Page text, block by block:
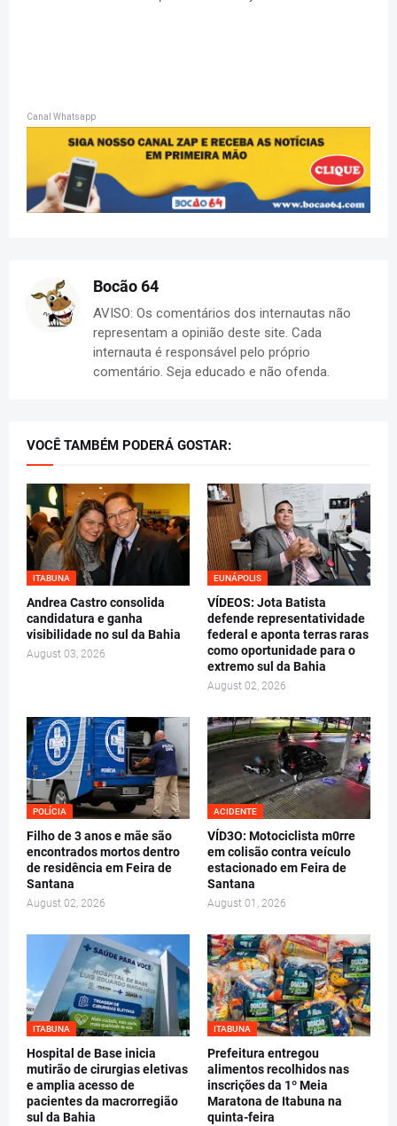
Canal Whatsapp
Bocão 64
AVISO: Os comentários dos internautas não
representam a opinião deste site. Cada
internauta é responsável pelo próprio
comentário. Seja educado e não ofenda.
VOCÊ TAMBÉM PODERÁ GOSTAR:
ITABUNA
Andrea Castro consolida
candidatura e ganha
visibilidade no sul da Bahia
August 03, 2026
EUNÁPOLIS
VÍDEOS: Jota Batista
defende representatividade
federal e aponta terras raras
como oportunidade para o
extremo sul da Bahia
August 02, 2026
POLÍCIA
Filho de 3 anos e mãe são
encontrados mortos dentro
de residência em Feira de
Santana
August 02, 2026
ACIDENTE
VÍD3O: Motociclista m0rre
em colisão contra veículo
estacionado em Feira de
Santana
August 01, 2026
ITABUNA
Hospital de Base inicia
mutirão de cirurgias eletivas
e amplia acesso de
pacientes da macrorregião
sul da Bahia
ITABUNA
Prefeitura entregou
alimentos recolhidos nas
inscrições da 1º Meia
Maratona de Itabuna na
quinta-feira